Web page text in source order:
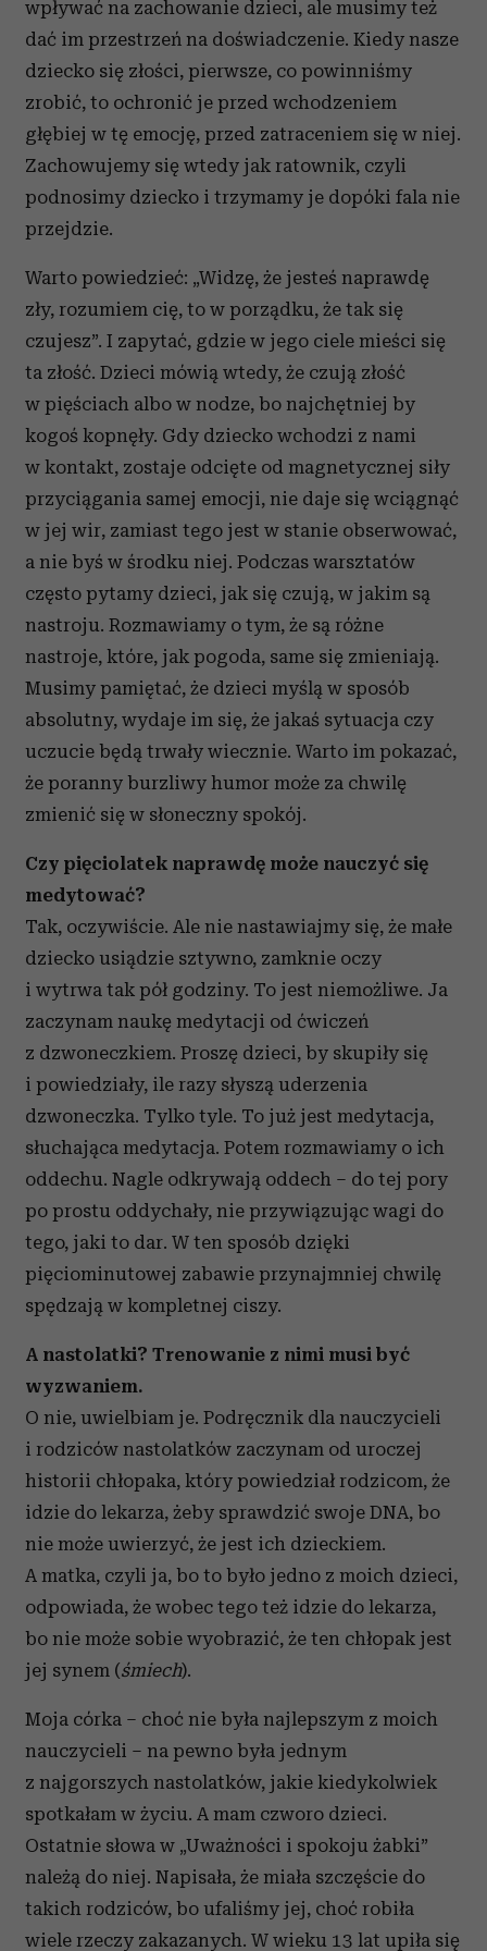
wpływać na zachowanie dzieci, ale musimy też
dać im przestrzeń na doświadczenie. Kiedy nasze
dziecko się złości, pierwsze, co powinniśmy
zrobić, to ochronić je przed wchodzeniem
głębiej w tę emocję, przed zatraceniem się w niej.
Zachowujemy się wtedy jak ratownik, czyli
podnosimy dziecko i trzymamy je dopóki fala nie
przejdzie.
Warto powiedzieć: „Widzę, że jesteś naprawdę
zły, rozumiem cię, to w porządku, że tak się
czujesz”. I zapytać, gdzie w jego ciele mieści się
ta złość. Dzieci mówią wtedy, że czują złość
w pięściach albo w nodze, bo najchętniej by
kogoś kopnęły. Gdy dziecko wchodzi z nami
w kontakt, zostaje odcięte od magnetycznej siły
przyciągania samej emocji, nie daje się wciągnąć
w jej wir, zamiast tego jest w stanie obserwować,
a nie byś w środku niej. Podczas warsztatów
często pytamy dzieci, jak się czują, w jakim są
nastroju. Rozmawiamy o tym, że są różne
nastroje, które, jak pogoda, same się zmieniają.
Musimy pamiętać, że dzieci myślą w sposób
absolutny, wydaje im się, że jakaś sytuacja czy
uczucie będą trwały wiecznie. Warto im pokazać,
że poranny burzliwy humor może za chwilę
zmienić się w słoneczny spokój.
Czy pięciolatek naprawdę może nauczyć się
medytować?
Tak, oczywiście. Ale nie nastawiajmy się, że małe
dziecko usiądzie sztywno, zamknie oczy
i wytrwa tak pół godziny. To jest niemożliwe. Ja
zaczynam naukę medytacji od ćwiczeń
z dzwoneczkiem. Proszę dzieci, by skupiły się
i powiedziały, ile razy słyszą uderzenia
dzwoneczka. Tylko tyle. To już jest medytacja,
słuchająca medytacja. Potem rozmawiamy o ich
oddechu. Nagle odkrywają oddech – do tej pory
po prostu oddychały, nie przywiązując wagi do
tego, jaki to dar. W ten sposób dzięki
pięciominutowej zabawie przynajmniej chwilę
spędzają w kompletnej ciszy.
A nastolatki? Trenowanie z nimi musi być
wyzwaniem.
O nie, uwielbiam je. Podręcznik dla nauczycieli
i rodziców nastolatków zaczynam od uroczej
historii chłopaka, który powiedział rodzicom, że
idzie do lekarza, żeby sprawdzić swoje DNA, bo
nie może uwierzyć, że jest ich dzieckiem.
A matka, czyli ja, bo to było jedno z moich dzieci,
odpowiada, że wobec tego też idzie do lekarza,
bo nie może sobie wyobrazić, że ten chłopak jest
jej synem (śmiech).
Moja córka – choć nie była najlepszym z moich
nauczycieli – na pewno była jednym
z najgorszych nastolatków, jakie kiedykolwiek
spotkałam w życiu. A mam czworo dzieci.
Ostatnie słowa w „Uważności i spokoju żabki”
należą do niej. Napisała, że miała szczęście do
takich rodziców, bo ufaliśmy jej, choć robiła
wiele rzeczy zakazanych. W wieku 13 lat upiła się